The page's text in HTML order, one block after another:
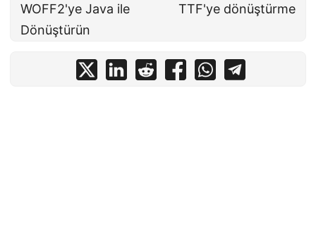
WOFF2'ye Java ile
Dönüştürün
TTF'ye dönüştürme